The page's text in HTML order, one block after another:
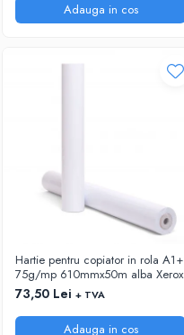
Adauga in cos
Hartie pentru copiator in rola A1+
75g/mp 610mmx50m alba Xerox
73,50 Lei + TVA
Adauga in cos